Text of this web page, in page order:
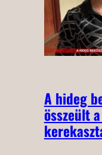
A hideg
összeült